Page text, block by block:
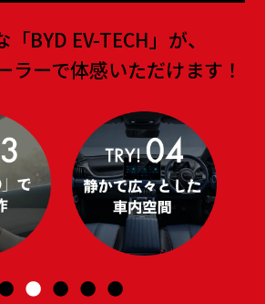
BYD EV-TECH」が、
ラーで体感いただけます！